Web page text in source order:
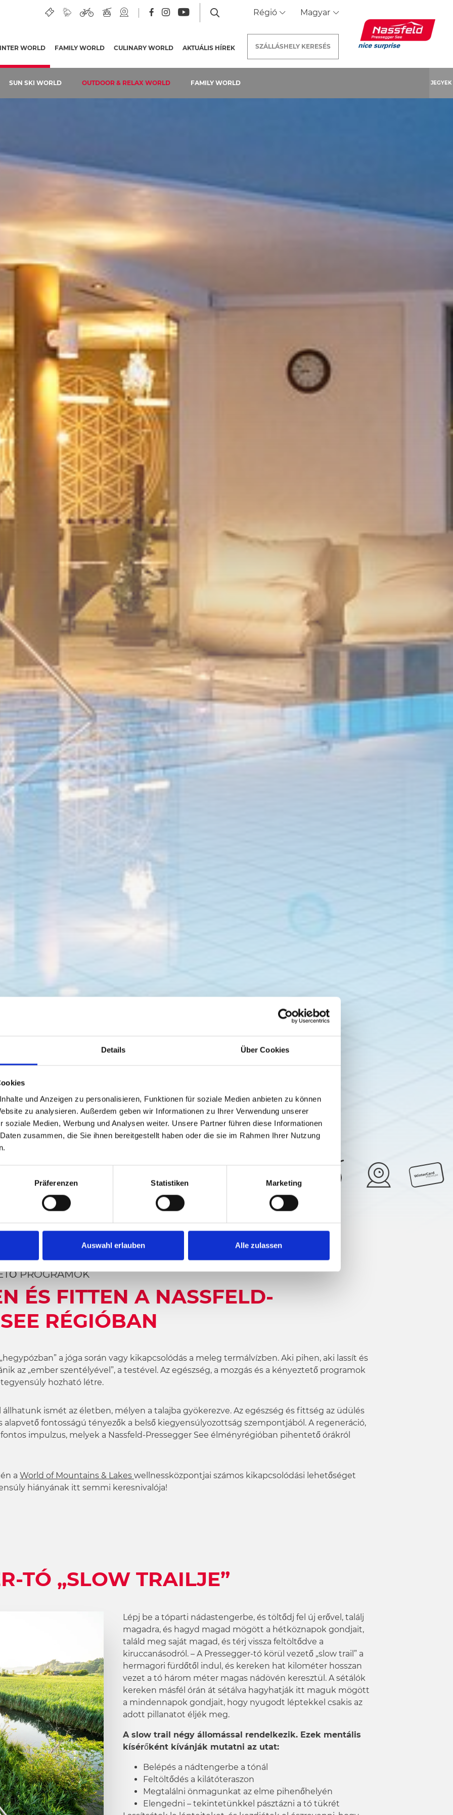
Details Über Cookies
und Anzeigen zu personalisieren, Funktionen für soziale Medien anbieten zu können
zu analysieren. Außerdem geben wir Informationen zu Ihrer Verwendung unserer
soziale Medien, Werbung und Analysen weiter. Unsere Partner führen diese Informationen
zusammen, die Sie ihnen bereitgestellt haben oder die sie im Rahmen Ihrer Nutzung
Präferenzen Statistiken Marketing
Auswahl erlauben Alle zulassen
Régió Magyar
WORLD (AKTUÁLIS OLDAL)
SUN SKI WORLD OUTDOOR & RELAX WORLD FAMILY WORLD JEGYEK
FAMILY WORLD CULINARY WORLD AKTUÁLIS HÍREK SZÁLLÁSHELY KERESÉS
29°
PROGRAMOK
ÉS FITTEN A NASSFELD-
RÉGIÓBAN
a jóga során vagy kikapcsolódás a meleg termálvízben. Aki pihen, aki lassít és
az „ember szentélyével”, a testével. Az egészség, a mozgás és a kényeztető programok
hozható létre.
állhatunk ismét az életben, mélyen a talajba gyökerezve. Az egészség és fittség az üdülés
alapvető fontosságú tényezők a belső kiegyensúlyozottság szempontjából. A regeneráció,
impulzus, melyek a Nassfeld-Pressegger See élményrégióban pihentető órákról
a World of Mountains & Lakes wellnessközpontjai számos kikapcsolódási lehetőséget
hiányának itt semmi keresnivalója!
TÓ „SLOW TRAILJE”
Lépj be a tóparti nádastengerbe, és töltődj fel új erővel, találj
magadra, és hagyd magad mögött a hétköznapok gondjait,
találd meg saját magad, és térj vissza feltöltődve a
kiruccanásodról. – A Pressegger-tó körül vezető „slow trail” a
hermagori fürdőtől indul, és kereken hat kilométer hosszan
vezet a tó három méter magas nádövén keresztül. A sétálók
kereken másfél órán át sétálva hagyhatják itt maguk mögött
a mindennapok gondjait, hogy nyugodt léptekkel csakis az
adott pillanatot éljék meg.
A slow trail négy állomással rendelkezik. Ezek mentális
kísérőként kívánják mutatni az utat:
Belépés a nádtengerbe a tónál
Feltöltődés a kilátóteraszon
Megtalálni önmagunkat az elme pihenőhelyén
Elengedni – tekintetünkkel pásztázni a tó tükrét